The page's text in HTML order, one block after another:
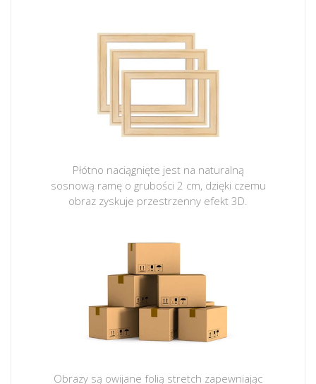
Płótno naciągnięte jest na naturalną
sosnową ramę o grubości 2 cm, dzięki czemu
obraz zyskuje przestrzenny efekt 3D.
Obrazy są owijane folią stretch zapewniając